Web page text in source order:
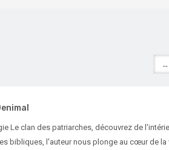
Le clan des patriarches, découvrez de
bibliques, l'auteur nous plonge au cœur de la